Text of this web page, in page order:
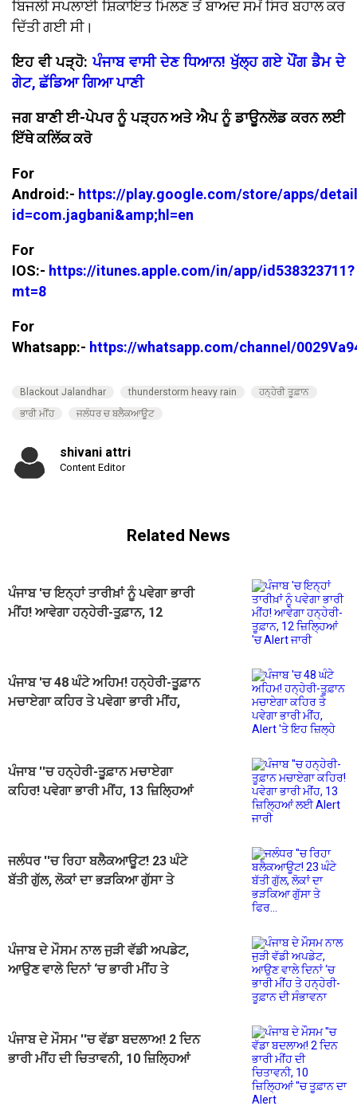
ਬਿਜਲੀ ਸਪਲਾਈ ਸ਼ਿਕਾਇਤ ਮਿਲਣ ਤੋਂ ਬਾਅਦ ਸਮੇਂ ਸਿਰ ਬਹਾਲ ਕਰ
ਦਿੱਤੀ ਗਈ ਸੀ।
ਇਹ ਵੀ ਪੜ੍ਹੋ:ਪੰਜਾਬ ਵਾਸੀ ਦੇਣ ਧਿਆਨ! ਖੁੱਲ੍ਹ ਗਏ ਪੌਂਗ ਡੈਮ ਦੇ
ਗੇਟ, ਛੱਡਿਆ ਗਿਆ ਪਾਣੀ
ਜਗ ਬਾਣੀ ਈ-ਪੇਪਰ ਨੂੰ ਪੜ੍ਹਨ ਅਤੇ ਐਪ ਨੂੰ ਡਾਊਨਲੋਡ ਕਰਨ ਲਈ
ਇੱਥੇ ਕਲਿੱਕ ਕਰੋ
For
Android:- https://play.google.com/store/apps/
id=com.jagbani&amp;hl=en
For
IOS:- https://itunes.apple.com/in/app/id538323711?
mt=8
For
Whatsapp:- https://whatsapp.com/channel/
Blackout Jalandhar thunderstorm heavy rain
ਹਨ੍ਹੇਰੀ ਤੂਫ਼ਾਨ
ਭਾਰੀ ਮੀਂਹ
ਜਲੰਧਰ ਚ ਬਲੈਕਆਊਟ
shivani attri
Content Editor
Related News
ਪੰਜਾਬ 'ਚ ਇਨ੍ਹਾਂ ਤਾਰੀਖ਼ਾਂ ਨੂੰ ਪਵੇਗਾ ਭਾਰੀ
ਮੀਂਹ! ਆਵੇਗਾ ਹਨ੍ਹੇਰੀ-ਤੂਫ਼ਾਨ, 12
ਪੰਜਾਬ 'ਚ 48 ਘੰਟੇ ਅਹਿਮ! ਹਨ੍ਹੇਰੀ-ਤੂਫ਼ਾਨ
ਮਚਾਏਗਾ ਕਹਿਰ ਤੇ ਪਵੇਗਾ ਭਾਰੀ ਮੀਂਹ,
ਪੰਜਾਬ ''ਚ ਹਨ੍ਹੇਰੀ-ਤੂਫ਼ਾਨ ਮਚਾਏਗਾ
ਕਹਿਰ! ਪਵੇਗਾ ਭਾਰੀ ਮੀਂਹ, 13 ਜ਼ਿਲ੍ਹਿਆਂ
ਜਲੰਧਰ ''ਚ ਰਿਹਾ ਬਲੈਕਆਊਟ! 23 ਘੰਟੇ
ਬੱਤੀ ਗੁੱਲ, ਲੋਕਾਂ ਦਾ ਭੜਕਿਆ ਗੁੱਸਾ ਤੇ
ਪੰਜਾਬ ਦੇ ਮੌਸਮ ਨਾਲ ਜੁੜੀ ਵੱਡੀ ਅਪਡੇਟ,
ਆਉਣ ਵਾਲੇ ਦਿਨਾਂ ‘ਚ ਭਾਰੀ ਮੀਂਹ ਤੇ
ਪੰਜਾਬ ਦੇ ਮੌਸਮ ''ਚ ਵੱਡਾ ਬਦਲਾਅ! 2 ਦਿਨ
ਭਾਰੀ ਮੀਂਹ ਦੀ ਚਿਤਾਵਨੀ, 10 ਜ਼ਿਲ੍ਹਿਆਂ